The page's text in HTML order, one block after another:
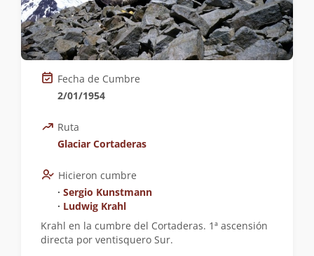
Fecha de Cumbre
2/01/1954
Ruta
Glaciar Cortaderas
Hicieron cumbre
∙ Sergio Kunstmann
∙ Ludwig Krahl
Krahl en la cumbre del Cortaderas. 1ª ascensión
directa por ventisquero Sur.